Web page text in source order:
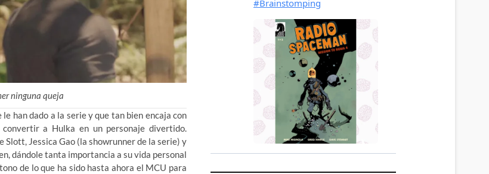
ninguna queja
han dado a la serie y que tan bien encaja con
a Hulka en un personaje divertido.
Slott, Jessica Gao (la showrunner de la serie) y
dándole tanta importancia a su vida personal
de lo que ha sido hasta ahora el MCU para